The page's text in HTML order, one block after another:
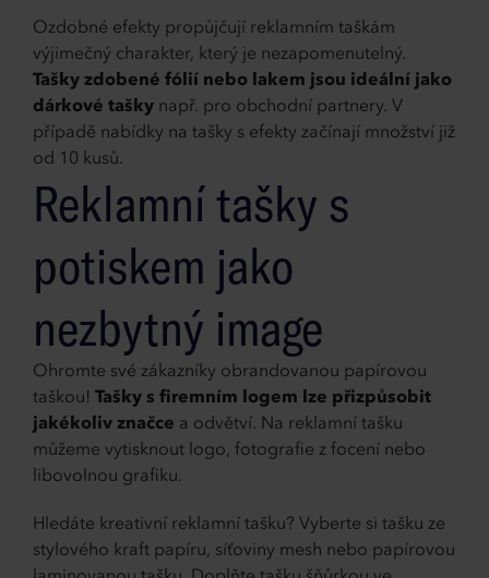
Ozdobné efekty propůjčují reklamním taškám
výjimečný charakter, který je nezapomenutelný.
Tašky zdobené fólií nebo lakem jsou ideální jako
dárkové tašky např. pro obchodní partnery. V
případě nabídky na tašky s efekty začínají množství již
od 10 kusů.
Reklamní tašky s
potiskem jako
nezbytný image
Ohromte své zákazníky obrandovanou papírovou
taškou! Tašky s firemním logem lze přizpůsobit
jakékoliv značce a odvětví. Na reklamní tašku
můžeme vytisknout logo, fotografie z focení nebo
libovolnou grafiku.
Hledáte kreativní reklamní tašku? Vyberte si tašku ze
stylového kraft papíru, síťoviny mesh nebo papírovou